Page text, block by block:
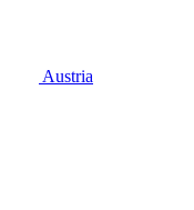
Austria